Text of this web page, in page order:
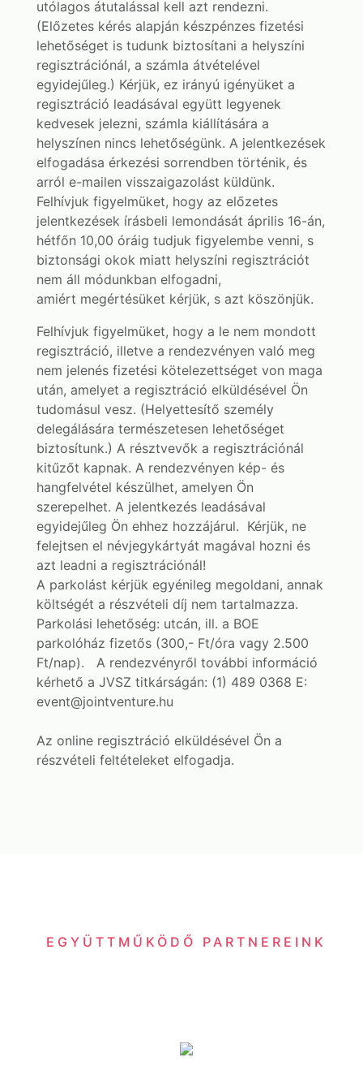
utólagos átutalással kell azt rendezni.
(Előzetes kérés alapján készpénzes fizetési
lehetőséget is tudunk biztosítani a helyszíni
regisztrációnál, a számla átvételével
egyidejűleg.) Kérjük, ez irányú igényüket a
regisztráció leadásával együtt legyenek
kedvesek jelezni, számla kiállítására a
helyszínen nincs lehetőségünk. A jelentkezések
elfogadása érkezési sorrendben történik, és
arról e-mailen visszaigazolást küldünk.
Felhívjuk figyelmüket, hogy az előzetes
jelentkezések írásbeli lemondását április 16-án,
hétfőn 10,00 óráig tudjuk figyelembe venni, s
biztonsági okok miatt helyszíni regisztrációt
nem áll módunkban elfogadni,
amiért megértésüket kérjük, s azt köszönjük.
Felhívjuk figyelmüket, hogy a le nem mondott
regisztráció, illetve a rendezvényen való meg
nem jelenés fizetési kötelezettséget von maga
után, amelyet a regisztráció elküldésével Ön
tudomásul vesz. (Helyettesítő személy
delegálására természetesen lehetőséget
biztosítunk.) A résztvevők a regisztrációnál
kitűzőt kapnak. A rendezvényen kép- és
hangfelvétel készülhet, amelyen Ön
szerepelhet. A jelentkezés leadásával
egyidejűleg Ön ehhez hozzájárul. Kérjük, ne
felejtsen el névjegykártyát magával hozni és
azt leadni a regisztrációnál!
A parkolást kérjük egyénileg megoldani, annak
költségét a részvételi díj nem tartalmazza.
Parkolási lehetőség: utcán, ill. a BOE
parkolóház fizetős (300,- Ft/óra vagy 2.500
Ft/nap). A rendezvényről további információ
kérhető a JVSZ titkárságán: (1) 489 0368 E:
event@jointventure.hu
Az online regisztráció elküldésével Ön a
részvételi feltételeket elfogadja.
EGYÜTTMŰKÖDŐ PARTNEREINK